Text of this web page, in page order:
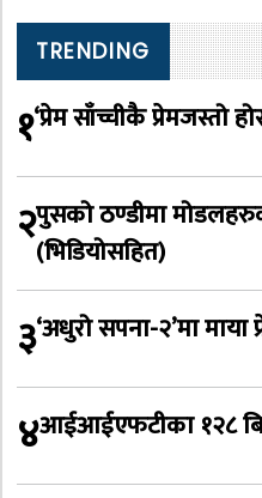
TRENDING
१‘प्रेम साँच्चीकै प्रेमजस्तो
२पुसको ठण्डीमा
(भिडियोसहित)
३‘अधुरो सपना-२’मा माया
४आईआईएफटीका १२८